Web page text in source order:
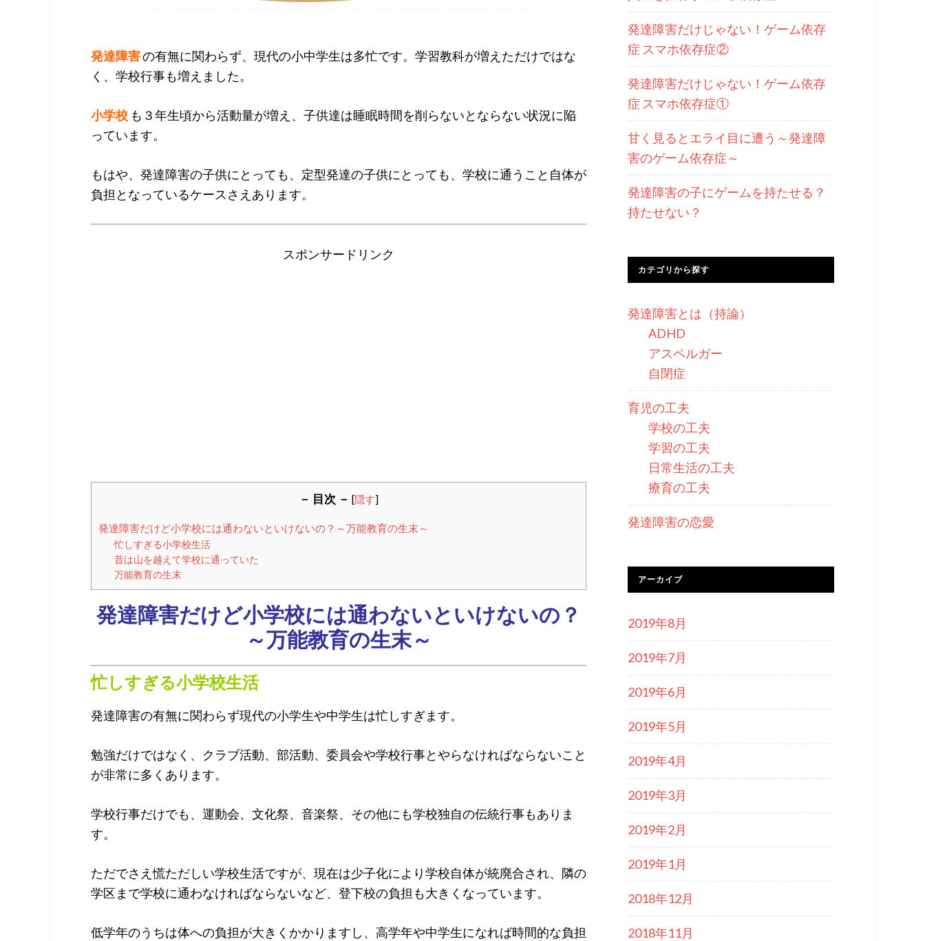
発達障害の有無に関わらず、現代の小中学生は多忙です。学習教科が増えただけではな
く、学校行事も増えました。
小学校 も３年生頃から活動量が増え、子供達は睡眠時間を削らないとならない状況に陥
っています。
もはや、発達障害の子供にとっても、定型発達の子供にとっても、学校に通うこと自体が
負担となっているケースさえあります。
スポンサードリンク
－ 目次 － [隠す]
発達障害だけど小学校には通わないといけないの？～万能教育の生末～
忙しすぎる小学校生活
昔は山を越えて学校に通っていた
万能教育の生末
発達障害だけど小学校には通わないといけないの？
～万能教育の生末～
忙しすぎる小学校生活
発達障害の有無に関わらず現代の小学生や中学生は忙しすぎます。
勉強だけではなく、クラブ活動、部活動、委員会や学校行事とやらなければならないこと
が非常に多くあります。
学校行事だけでも、運動会、文化祭、音楽祭、その他にも学校独自の伝統行事もありま
す。
ただでさえ慌ただしい学校生活ですが、現在は少子化により学校自体が統廃合され、隣の
学区まで学校に通わなければならないなど、登下校の負担も大きくなっています。
低学年のうちは体への負担が大きくかかりますし、高学年や中学生になれば時間的な負担
発達障害だけじゃない！ゲーム依存
症 スマホ依存症②
発達障害だけじゃない！ゲーム依存
症 スマホ依存症①
甘く見るとエライ目に遭う～発達障
害のゲーム依存症～
発達障害の子にゲームを持たせる？
持たせない？
カテゴリから探す
発達障害とは（持論）
ADHD
アスペルガー
自閉症
育児の工夫
学校の工夫
学習の工夫
日常生活の工夫
療育の工夫
発達障害の恋愛
アーカイブ
2019年8月
2019年7月
2019年6月
2019年5月
2019年4月
2019年3月
2019年2月
2019年1月
2018年12月
2018年11月